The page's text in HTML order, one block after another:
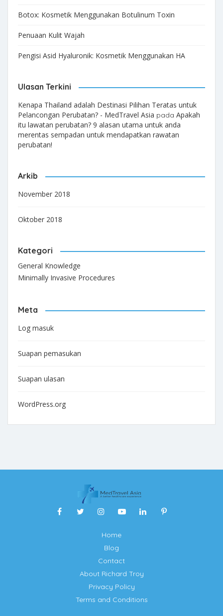
Botox: Kosmetik Menggunakan Botulinum Toxin
Penuaan Kulit Wajah
Pengisi Asid Hyaluronik: Kosmetik Menggunakan HA
Ulasan Terkini
Kenapa Thailand adalah Destinasi Pilihan Teratas untuk
Pelancongan Perubatan? - MedTravel Asia pada Apakah
itu lawatan perubatan? 9 alasan utama untuk anda
merentas sempadan untuk mendapatkan rawatan
perubatan!
Arkib
November 2018
Oktober 2018
Kategori
General Knowledge
Minimally Invasive Procedures
Meta
Log masuk
Suapan pemasukan
Suapan ulasan
WordPress.org
Home
Blog
Contact
About Richard Troy
Privacy Policy
Terms and Conditions